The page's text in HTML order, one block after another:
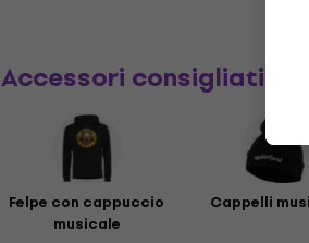
Accessori consigliati
Felpe con cappuccio
musicale
Cappelli